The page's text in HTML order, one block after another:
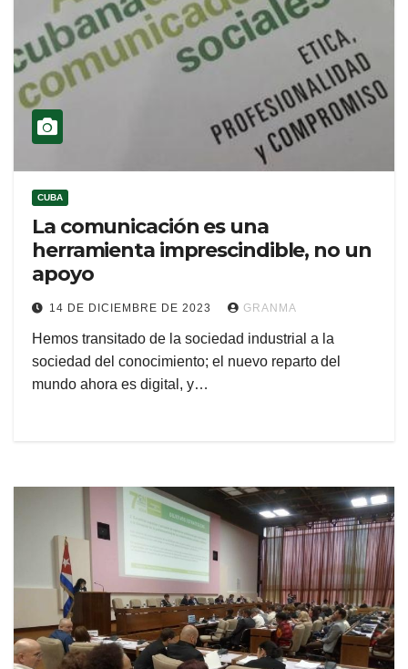
CUBA
La comunicación es una
herramienta imprescindible, no un
apoyo
14 DE DICIEMBRE DE 2023 GRANMA
Hemos transitado de la sociedad industrial a la
sociedad del conocimiento; el nuevo reparto del
mundo ahora es digital, y…